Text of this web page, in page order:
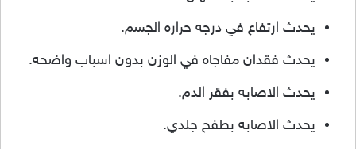
يحدث ارتفاع في درجه حراره الجسم.
يحدث فقدان مفاجاه في الوزن بدون اسباب واضحه.
يحدث الاصابه بفقر الدم.
يحدث الاصابه بطفح جلدي.